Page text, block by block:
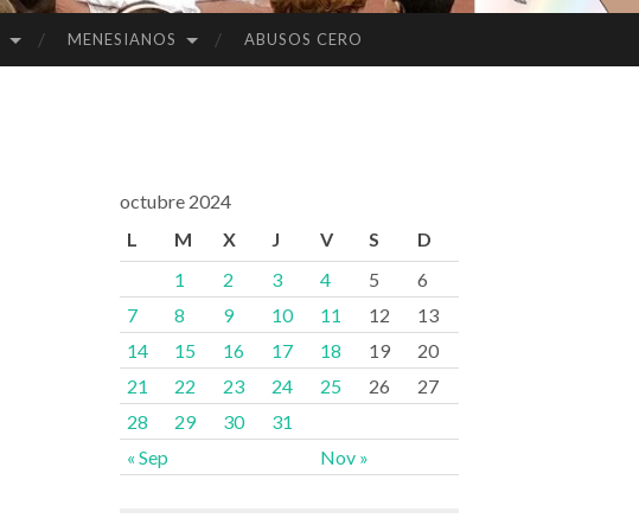
MENESIANOS ABUSOS CERO
octubre 2024
L
M X J V S D
« Sep Nov »
1 2 3 4 5
6
7
8 9 10 11 12
13
14
15 16 17 18 19
20
21
22 23 24 25 26
27
28
29 30 31